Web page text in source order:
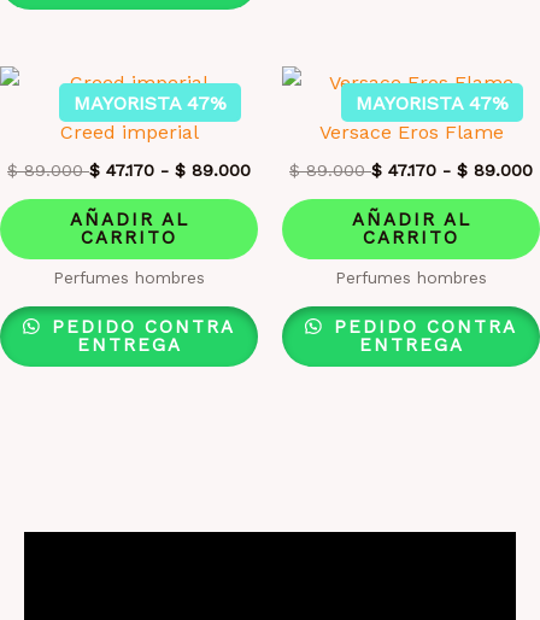
MAYORISTA 47%
Creed imperial
$89.000 $ 47.170 - $ 89.000
AÑADIR AL
CARRITO
Perfumes hombres
PEDIDO CONTRA
ENTREGA
MAYORISTA 47%
Versace Eros Flame
$89.000 $ 47.170 - $ 89.000
AÑADIR AL
CARRITO
Perfumes hombres
PEDIDO CONTRA
ENTREGA